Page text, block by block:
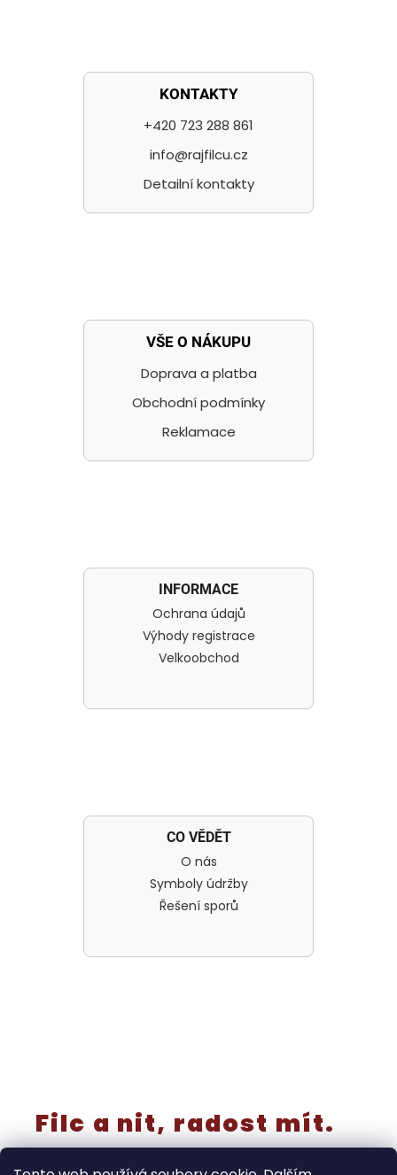
KONTAKTY
+420 723 288 861
info@rajfilcu.cz
Detailní kontakty
VŠE O NÁKUPU
Doprava a platba
Obchodní podmínky
Reklamace
INFORMACE
Ochrana údajů
Výhody registrace
Velkoobchod
CO VĚDĚT
O nás
Symboly údržby
Řešení sporů
Filc a nit, radost mít.